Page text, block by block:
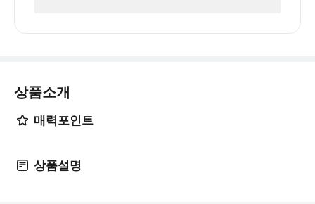
상품소개
매력포인트
상품설명